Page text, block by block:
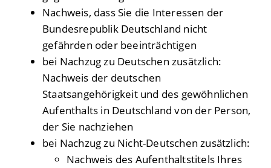
Nachweis, dass Sie die Interessen der
Bundesrepublik Deutschland nicht
gefährden oder beeinträchtigen
bei Nachzug zu Deutschen zusätzlich:
Nachweis der deutschen
Staatsangehörigkeit und des gewöhnlichen
Aufenthalts in Deutschland von der Person,
der Sie nachziehen
bei Nachzug zu Nicht-Deutschen zusätzlich:
Nachweis des Aufenthaltstitels Ihres